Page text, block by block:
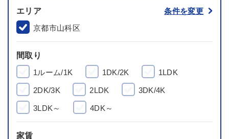
エリア
条件を変更
京都市山科区
間取り
1ルーム/1K
1DK/2K 1LDK
2DK/3K 2LDK 3DK/4K
3LDK～ 4DK～
家賃